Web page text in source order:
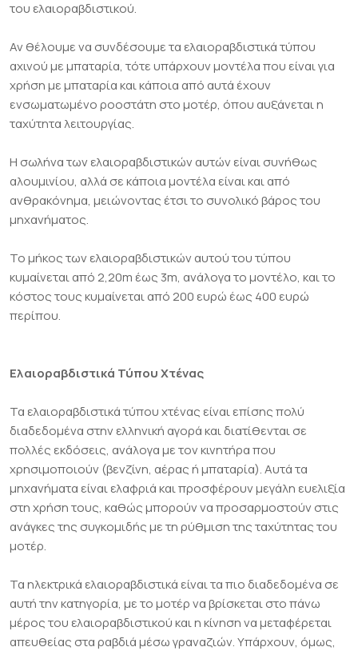
του ελαιοραβδιστικού.
Αν θέλουμε να συνδέσουμε τα ελαιοραβδιστικά τύπου
αχινού με μπαταρία, τότε υπάρχουν μοντέλα που είναι για
χρήση με μπαταρία και κάποια από αυτά έχουν
ενσωματωμένο ροοστάτη στο μοτέρ, όπου αυξάνεται η
ταχύτητα λειτουργίας.
Η σωλήνα των ελαιοραβδιστικών αυτών είναι συνήθως
αλουμινίου, αλλά σε κάποια μοντέλα είναι και από
ανθρακόνημα, μειώνοντας έτσι το συνολικό βάρος του
μηχανήματος.
Το μήκος των ελαιοραβδιστικών αυτού του τύπου
κυμαίνεται από 2,20m έως 3m, ανάλογα το μοντέλο, και το
κόστος τους κυμαίνεται από 200 ευρώ έως 400 ευρώ
περίπου.
Ελαιοραβδιστικά Τύπου Χτένας
Τα ελαιοραβδιστικά τύπου χτένας είναι επίσης πολύ
διαδεδομένα στην ελληνική αγορά και διατίθενται σε
πολλές εκδόσεις, ανάλογα με τον κινητήρα που
χρησιμοποιούν (βενζίνη, αέρας ή μπαταρία). Αυτά τα
μηχανήματα είναι ελαφριά και προσφέρουν μεγάλη ευελιξία
στη χρήση τους, καθώς μπορούν να προσαρμοστούν στις
ανάγκες της συγκομιδής με τη ρύθμιση της ταχύτητας του
μοτέρ.
Τα ηλεκτρικά ελαιοραβδιστικά είναι τα πιο διαδεδομένα σε
αυτή την κατηγορία, με το μοτέρ να βρίσκεται στο πάνω
μέρος του ελαιοραβδιστικού και η κίνηση να μεταφέρεται
απευθείας στα ραβδιά μέσω γραναζιών. Υπάρχουν, όμως,